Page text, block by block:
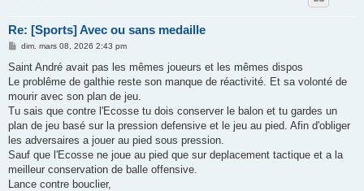
Re: [Sports] Avec ou sans medaille
M
s
a
g
dim. mars 08, 2026 2:43 pm
Saint André avait pas les mêmes joueurs et les mêmes dispos
Le problême de galthie reste son manque de réactivité. Et sa volonté de
mourir avec son plan de jeu.
Tu sais que contre l'Ecosse tu dois conserver le balon et tu gardes un
plan de jeu basé sur la pression defensive et le jeu au pied. Afin d'obliger
les adversaires a jouer au pied sous pression.
Sauf que l'Ecosse ne joue au pied que sur deplacement tactique et a la
meilleur conservation de balle offensive.
Lance contre bouclier,